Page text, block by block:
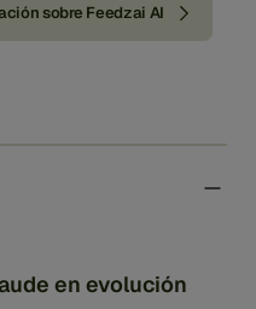
sobre Feedzai AI
en evolución